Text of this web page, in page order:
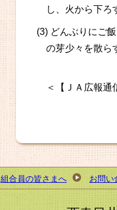
し、火から下ろ
(3) どんぶりにご
の芽少々を散ら
＜【ＪＡ広報通
組合員の皆さまへ お問い